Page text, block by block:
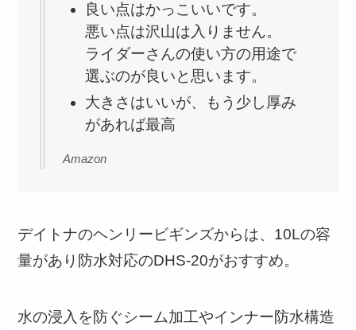
良い点はかっこいいです。
悪い点は沢山は入りません。
ライダーさんの使い方の用途で
選ぶのが良いと思います。
大きさはいいが、もう少し厚み
があれば最高
Amazon
デイトナのヘンリービギンズからは、10Lの容
量があり防水対応のDHS-20がおすすめ。
水の浸入を防ぐシーム加工やインナー防水構造